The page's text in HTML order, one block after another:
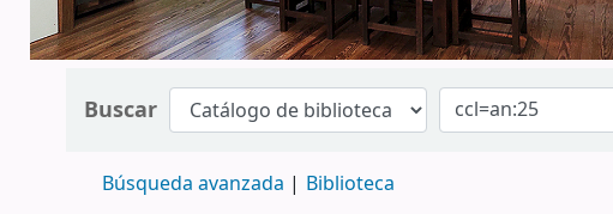
Buscar
Búsqueda avanzada Biblioteca